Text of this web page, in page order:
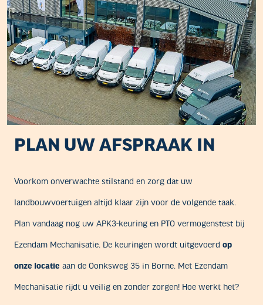
PLAN UW AFSPRAAK IN
Voorkom onverwachte stilstand en zorg dat uw
landbouwvoertuigen altijd klaar zijn voor de volgende taak.
Plan vandaag nog uw APK3-keuring en PTO vermogenstest bij
Ezendam Mechanisatie. De keuringen wordt uitgevoerd op
onze locatie aan de Oonksweg 35 in Borne. Met Ezendam
Mechanisatie rijdt u veilig en zonder zorgen! Hoe werkt het?